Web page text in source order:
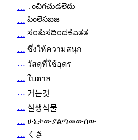
… ంచిగచుడలెదు
… పింలెసబజ
… ಸಂತೆುಸದಿಂದಕೆಎತತ
… ซึ่งให้ความสนุก
… วัสดุที่ใช้อุดร
… ใบตาล
… 거는것
… 실생식물
… ሁኔታውያልጣመውሰው
… くき